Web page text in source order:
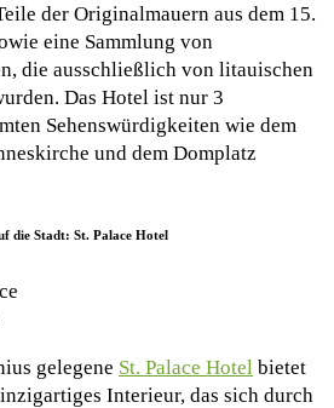
der Originalmauern aus dem 15.
eine Sammlung von
die ausschließlich von litauischen
Das Hotel ist nur 3
Sehenswürdigkeiten wie dem
und dem Domplatz
die Stadt: St. Palace Hotel
gelegene St. Palace Hotel bietet
Interieur, das sich durch